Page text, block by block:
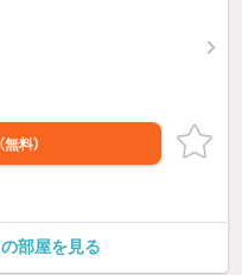
（無料）
部屋を見る